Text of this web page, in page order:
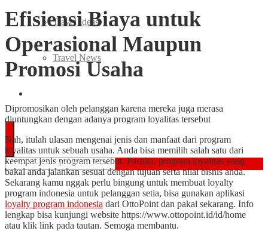
Travel Ideas
Travel News
Efisiensi Biaya untuk
Operasional Maupun
Promosi Usaha
Dipromosikan oleh pelanggan karena mereka juga merasa
diuntungkan dengan adanya program loyalitas tersebut
Nah, itulah ulasan mengenai jenis dan manfaat dari program
loyalitas untuk sebuah usaha. Anda bisa memilih salah satu dari
keempat jenis program tersebut. Pastika, program loyalitas yang
bakal anda jalankan sesuai dengan tujuan serta nilai bisnis anda.
Sekarang kamu nggak perlu bingung untuk membuat loyalty
program indonesia untuk pelanggan setia, bisa gunakan aplikasi
loyalty program indonesia dari OttoPoint dan pakai sekarang. Info
lengkap bisa kunjungi website https://www.ottopoint.id/id/home
atau klik link pada tautan. Semoga membantu.